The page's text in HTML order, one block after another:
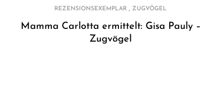
REZENSIONSEXEMPLAR , ZUGVÖGEL
Mamma Carlotta ermittelt: Gisa Pauly –
Zugvögel